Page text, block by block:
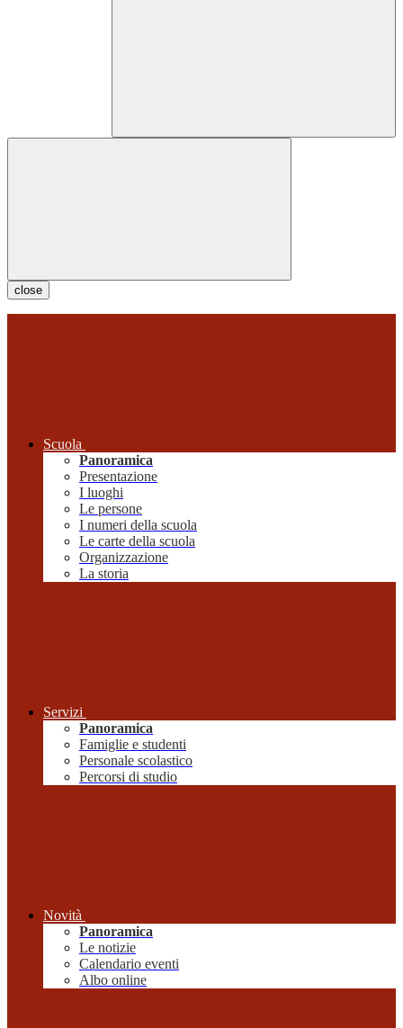
close
Scuola
Panoramica
Presentazione
I luoghi
Le persone
I numeri della scuola
Le carte della scuola
Organizzazione
La storia
Servizi
Panoramica
Famiglie e studenti
Personale scolastico
Percorsi di studio
Novità
Panoramica
Le notizie
Calendario eventi
Albo online